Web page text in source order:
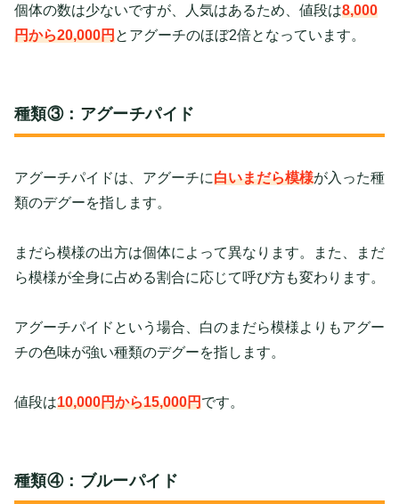
個体の数は少ないですが、人気はあるため、値段は8,000
円から20,000円とアグーチのほぼ2倍となっています。
種類③：アグーチパイド
アグーチパイドは、アグーチに白いまだら模様が入った種
類のデグーを指します。
まだら模様の出方は個体によって異なります。また、まだ
ら模様が全身に占める割合に応じて呼び方も変わります。
アグーチパイドという場合、白のまだら模様よりもアグー
チの色味が強い種類のデグーを指します。
値段は10,000円から15,000円です。
種類④：ブルーパイド